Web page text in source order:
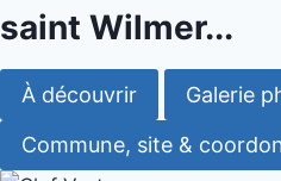
saint Wilmer...
À découvrir Galerie
Commune, site &